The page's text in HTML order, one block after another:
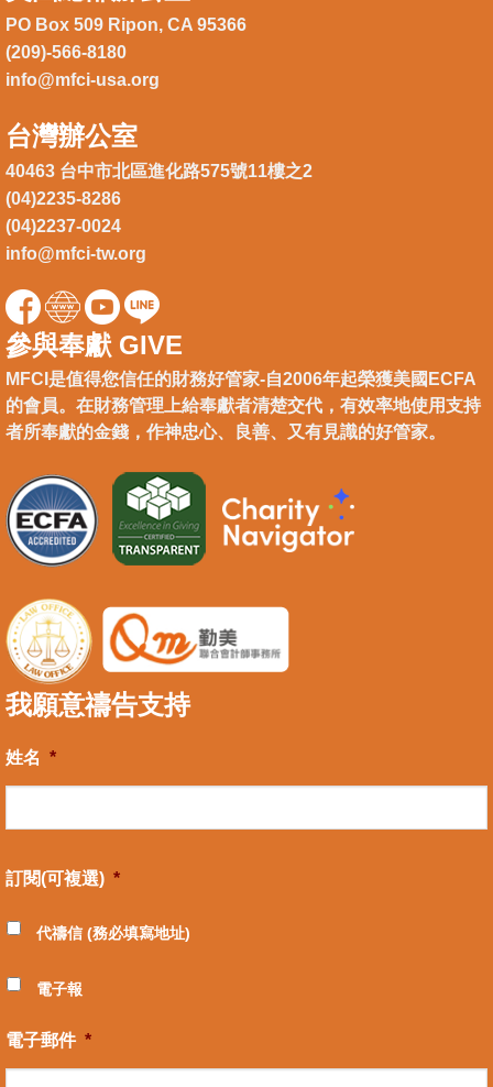
PO Box 509 Ripon, CA 95366
(209)-566-8180
info@mfci-usa.org
台灣辦公室
40463 台中市北區進化路575號11樓之2
(04)2235-8286
(04)2237-0024
info@mfci-tw.org
參與奉獻 GIVE
MFCI是值得您信任的財務好管家-自2006年起榮獲美國ECFA
的會員。在財務管理上給奉獻者清楚交代，有效率地使用支持
者所奉獻的金錢，作神忠心、良善、又有見識的好管家。
我願意禱告支持
姓名 *
訂閱(可複選) *
代禱信 (務必填寫地址)
電子報
電子郵件 *